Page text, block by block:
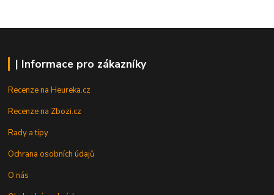
| Informace pro zákazníky
Recenze na Heureka.cz
Recenze na Zbozi.cz
Rady a tipy
Ochrana osobních údajů
O nás